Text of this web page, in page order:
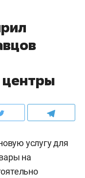
центры
услугу для
на